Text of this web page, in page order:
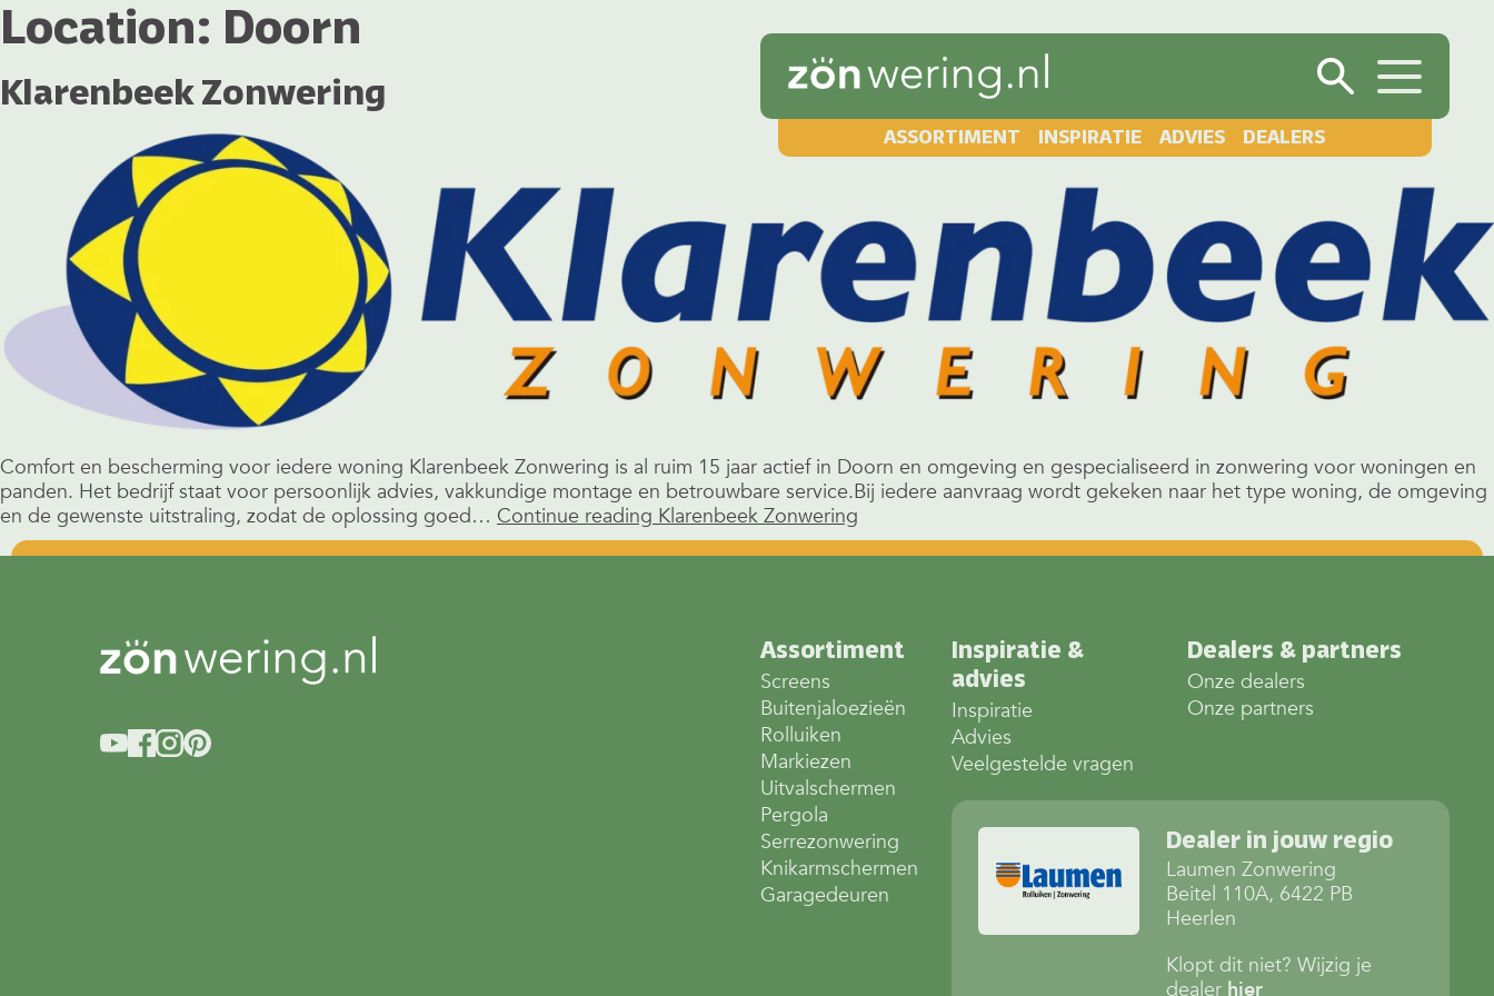
ASSORTIMENT INSPIRATIE ADVIES DEALERS
Location: Doorn
Klarenbeek Zonwering
Comfort en bescherming voor iedere woning Klarenbeek Zonwering is al ruim 15 jaar actief in Doorn en omgeving en gespecialiseerd in zonwering voor woningen en
panden. Het bedrijf staat voor persoonlijk advies, vakkundige montage en betrouwbare service.Bij iedere aanvraag wordt gekeken naar het type woning, de omgeving
en de gewenste uitstraling, zodat de oplossing goed… Continue readingKlarenbeek Zonwering
Assortiment
Screens
Buitenjaloezieën
Rolluiken
Markiezen
Uitvalschermen
Pergola
Serrezonwering
Knikarmschermen
Garagedeuren
Inspiratie &
advies
Inspiratie
Advies
Veelgestelde vragen
Dealers & partners
Onze dealers
Onze partners
Dealer in jouw regio
Laumen Zonwering
Beitel 110A, 6422 PB
Heerlen
Klopt dit niet? Wijzig je
dealer hier